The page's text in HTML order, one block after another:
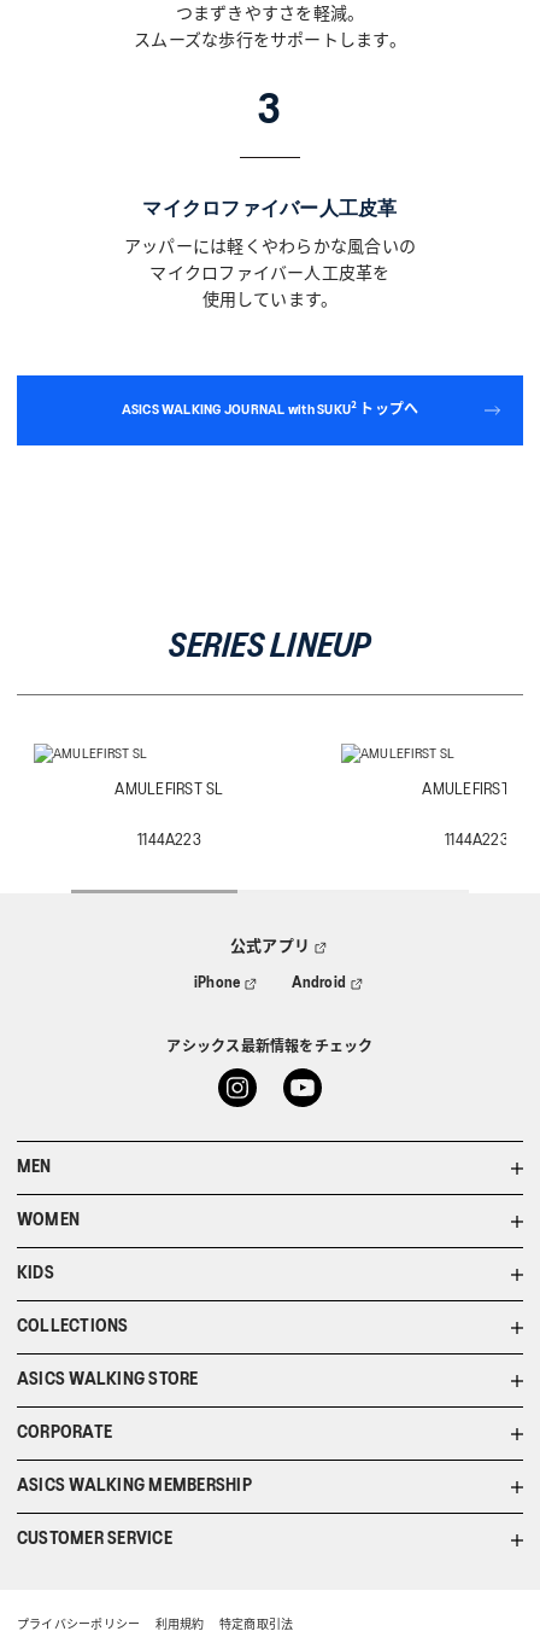
つまずきやすさを軽減。
スムーズな歩行をサポートします。
3
マイクロファイバー人工皮革
アッパーには軽くやわらかな風合いの
マイクロファイバー人工皮革を
使用しています。
ASICS WALKING JOURNAL with SUKU² トップへ
SERIES LINEUP
AMULEFIRST SL
1144A223
AMULEFIRST SL
1144A223
公式アプリ
iPhone Android
アシックス最新情報をチェック
MEN
WOMEN
KIDS
COLLECTIONS
ASICS WALKING STORE
CORPORATE
ASICS WALKING MEMBERSHIP
CUSTOMER SERVICE
プライバシーポリシー 利用規約 特定商取引法